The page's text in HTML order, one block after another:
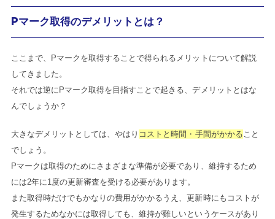
Pマーク取得のデメリットとは？
ここまで、Pマークを取得することで得られるメリットについて解説
してきました。
それでは逆にPマーク取得を目指すことで起きる、デメリットとはな
んでしょうか？
大きなデメリットとしては、やはり コストと時間・手間がかかる こと
でしょう。
Pマークは取得のためにさまざまな準備が必要であり、維持するため
には2年に1度の更新審査を受ける必要があります。
また取得時だけでもかなりの費用がかかるうえ、更新時にもコストが
発生するためなかには取得しても、維持が難しいというケースがあり